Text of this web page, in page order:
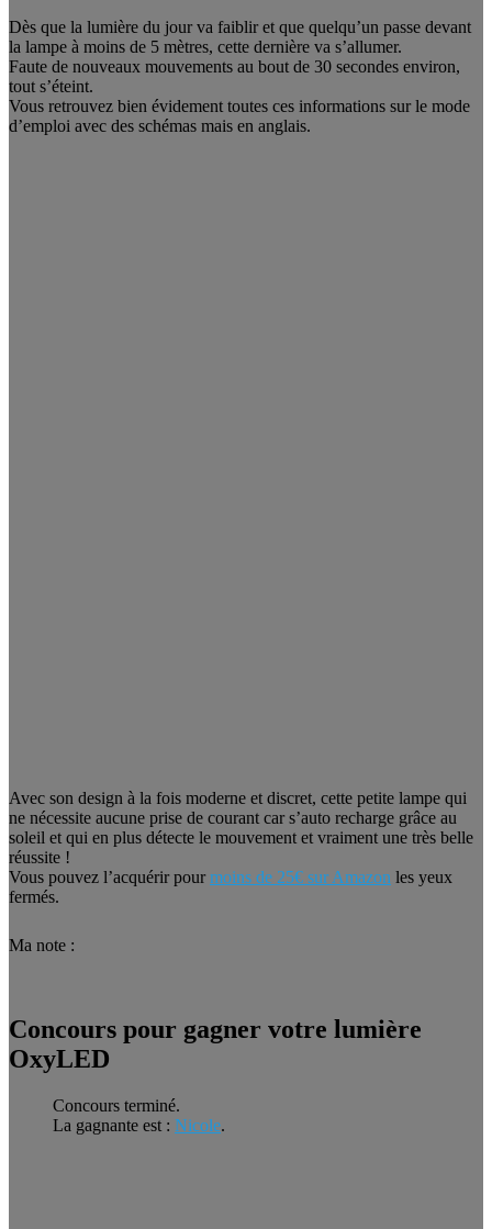
Dès que la lumière du jour va faiblir et que quelqu’un passe devant
la lampe à moins de 5 mètres, cette dernière va s’allumer.
Faute de nouveaux mouvements au bout de 30 secondes environ,
tout s’éteint.
Vous retrouvez bien évidement toutes ces informations sur le mode
d’emploi avec des schémas mais en anglais.
Avec son design à la fois moderne et discret, cette petite lampe qui
ne nécessite aucune prise de courant car s’auto recharge grâce au
soleil et qui en plus détecte le mouvement et vraiment une très belle
réussite !
Vous pouvez l’acquérir pourmoins de 25€ sur Amazon les yeux
fermés.
Ma note :
Concours pour gagner votre lumière
OxyLED
Concours terminé.
La gagnante est : Nicole.